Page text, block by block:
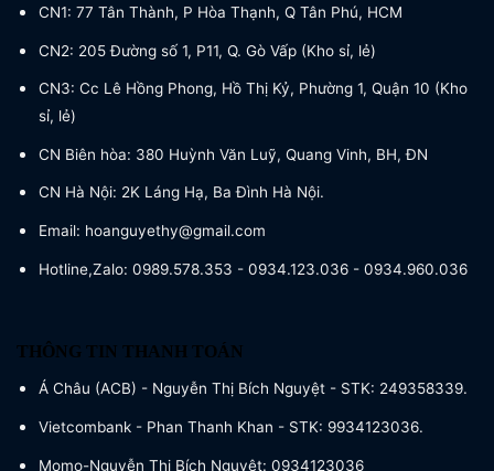
CN1: 77 Tân Thành, P Hòa Thạnh, Q Tân Phú, HCM
CN2: 205 Đường số 1, P11, Q. Gò Vấp (Kho sỉ, lẻ)
CN3: Cc Lê Hồng Phong, Hồ Thị Kỷ, Phường 1, Quận 10 (Kho
sỉ, lẻ)
CN Biên hòa: 380 Huỳnh Văn Luỹ, Quang Vinh, BH, ĐN
CN Hà Nội: 2K Láng Hạ, Ba Đình Hà Nội.
Email: hoanguyethy@gmail.com
Hotline,Zalo: 0989.578.353 - 0934.123.036 - 0934.960.036
THÔNG TIN THANH TOÁN
Á Châu (ACB) - Nguyễn Thị Bích Nguyệt - STK: 249358339.
Vietcombank - Phan Thanh Khan - STK: 9934123036.
Momo-Nguyễn Thị Bích Nguyệt: 0934123036